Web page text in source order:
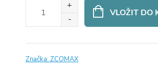
VLOŽIT DO
Značka:ZCOMAX